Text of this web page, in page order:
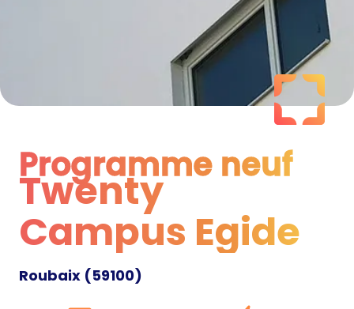
Programme neuf
Programme neuf
Twenty
Campus Egide
Roubaix (59100)